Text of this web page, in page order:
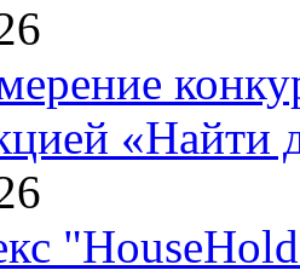
«Найти